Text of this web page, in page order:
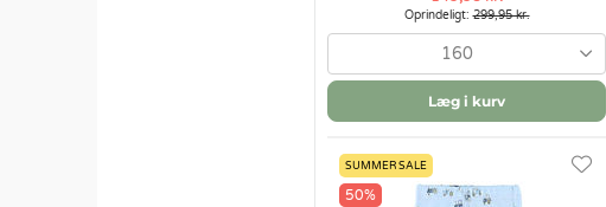
Oprindeligt:299,95 kr.
160
Læg i kurv
SUMMER SALE
50%